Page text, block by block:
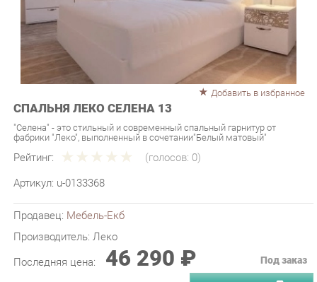
Добавить в избранное
"Селена" - это стильный и современный спальный гарнитур от
Рейтинг: (голосов:0)
Артикул: u-0133368
Производитель:Леко
Последняя цена: 46 290 ₽
- ЗАКАЗАТЬ